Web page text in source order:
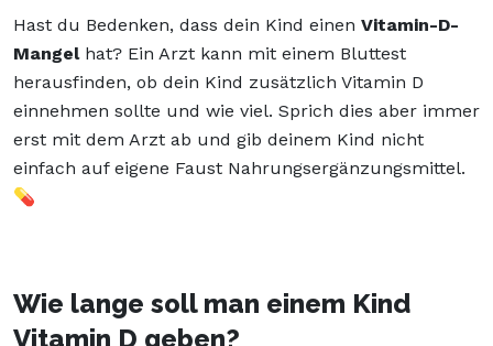
Hast du Bedenken, dass dein Kind einen Vitamin-D-
Mangelhat? Ein Arzt kann mit einem Bluttest
herausfinden, ob dein Kind zusätzlich Vitamin D
einnehmen sollte und wie viel. Sprich dies aber immer
erst mit dem Arzt ab und gib deinem Kind nicht
einfach auf eigene Faust Nahrungsergänzungsmittel.
💊
Wie lange soll man einem Kind
Vitamin D geben?